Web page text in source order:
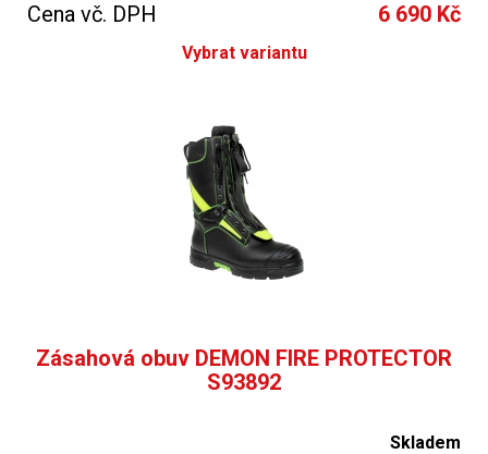
Cena vč. DPH 6 690 Kč
Vybrat variantu
Zásahová obuv DEMON FIRE PROTECTOR
S93892
Skladem